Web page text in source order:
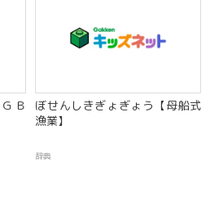
Ｂ
ぼせんしきぎょぎょう【母船式
漁業】
辞典